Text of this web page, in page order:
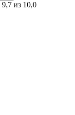
9,7 из 10,0